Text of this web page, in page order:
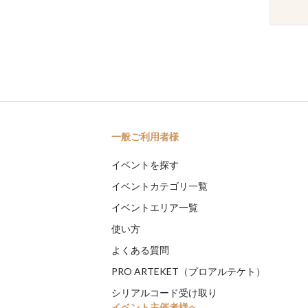
一般ご利用者様
イベントを探す
イベントカテゴリ一覧
イベントエリア一覧
使い方
よくある質問
PRO ARTEKET（プロアルテケト）
シリアルコード受け取り